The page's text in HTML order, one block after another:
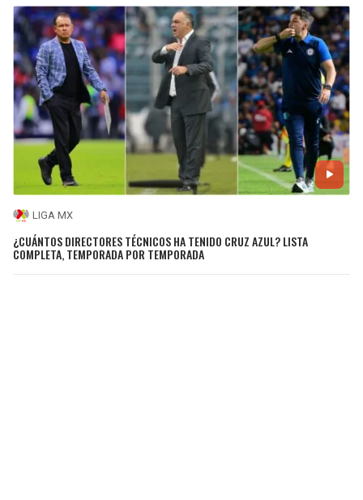
LIGA MX
¿CUÁNTOS DIRECTORES TÉCNICOS HA TENIDO CRUZ AZUL? LISTA
COMPLETA, TEMPORADA POR TEMPORADA